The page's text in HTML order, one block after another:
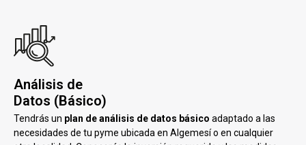
Análisis de
Datos (Básico)
Tendrás un plan de análisis de datos básico adaptado a las
necesidades de tu pyme ubicada en Algemesí o en cualquier